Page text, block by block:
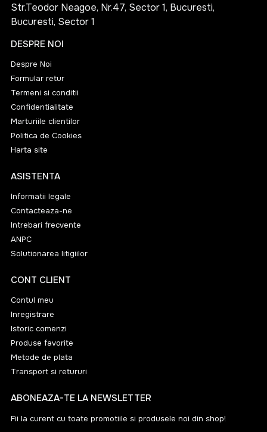
Str.Teodor Neagoe, Nr.47, Sector 1, Bucuresti,
Bucuresti, Sector 1
DESPRE NOI
Despre Noi
Formular retur
Termeni si conditii
Confidentialitate
Marturiile clientilor
Politica de Cookies
Harta site
ASISTENTA
Informatii legale
Contacteaza-ne
Intrebari frecvente
ANPC
Solutionarea litigiilor
CONT CLIENT
Contul meu
Inregistrare
Istoric comenzi
Produse favorite
Metode de plata
Transport si retururi
ABONEAZA-TE LA NEWSLETTER
Fii la curent cu toate promotiile si produsele noi din shop!